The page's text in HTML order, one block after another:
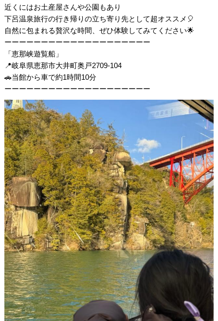
近くにはお土産屋さんや公園もあり
下呂温泉旅行の行き帰りの立ち寄り先として超オススメ🎈
自然に包まれる贅沢な時間、ぜひ体験してみてください🌟
ーーーーーーーーーーーーーーーーーーーー
「恵那峡遊覧船」
📍岐阜県恵那市大井町奥戸2709-104
🚗当館から車で約1時間10分
ーーーーーーーーーーーーーーーーーーーー